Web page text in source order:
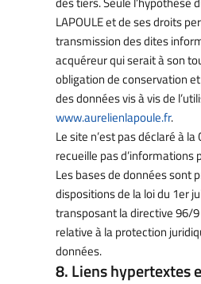
LAPOULE et de ses droits
transmission des dites
acquéreur qui serait à son
obligation de conservation
des données vis à vis de
www.aurelienlapoule.fr.
Le site n’est pas déclaré à la
recueille pas d’informations
Les bases de données sont
dispositions de la loi du 1er
transposant la directive 96/
relative à la protection
données.
8. Liens hypertextes